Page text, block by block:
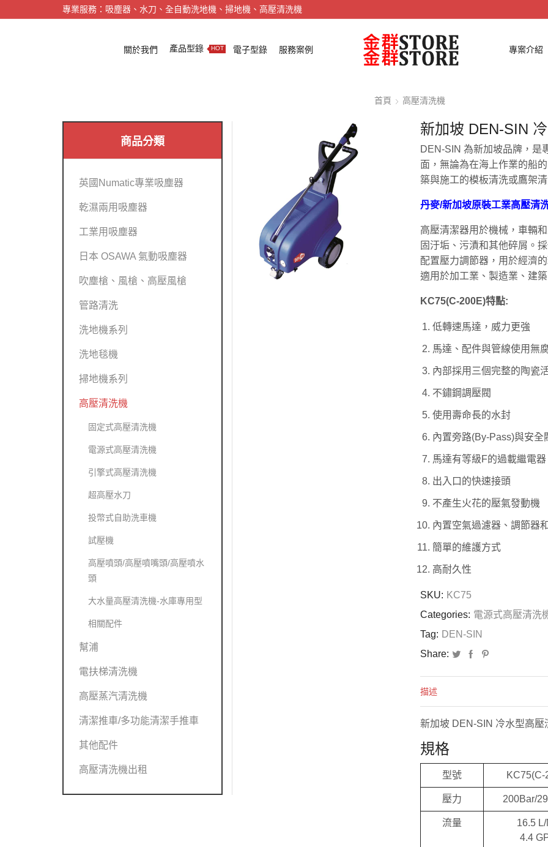
專業服務：吸塵器、水刀、全自動洗地機、掃地機、高壓清洗機
關於我們 產品型錄 HOT 電子型錄 服務案例 專案介紹
首頁 高壓清洗機
新加坡 DEN-SIN
DEN-SIN 為新加坡品牌，是
面，無論為在海上作業的船
築與施工的模板清洗或鷹架
丹麥/新加坡原裝工業高壓清
高壓清潔器用於機械，車輛
固汙垢、污漬和其他碎屑。
配置壓力調節器，用於經濟
適用於加工業、製造業、建
KC75(C-200E)特點:
低轉速馬達，威力更強
馬達、配件與管線使用無
內部採用三個完整的陶瓷
不鏽鋼調壓閥
使用壽命長的水封
內置旁路(By-Pass)與安全
馬達有等級F的過載繼電器
出入口的快速接頭
不產生火花的壓氣發動機
內置空氣過濾器、調節器
簡單的維護方式
高耐久性
SKU: KC75
Categories: 電源式高壓清洗
Tag: DEN-SIN
Share:
描述
新加坡 DEN-SIN 冷水型高
規格
型號 KC75(C-
壓力 200Bar/
流量
16.5
4.4
商品分類
英國Numatic專業吸塵器
乾濕兩用吸塵器
工業用吸塵器
日本 OSAWA 氣動吸塵器
吹塵槍、風槍、高壓風槍
管路清洗
洗地機系列
洗地毯機
掃地機系列
高壓清洗機
固定式高壓清洗機
電源式高壓清洗機
引擎式高壓清洗機
超高壓水刀
投幣式自助洗車機
試壓機
高壓噴頭/高壓噴嘴頭/高壓噴水
頭
大水量高壓清洗機-水庫專用型
相關配件
幫浦
電扶梯清洗機
高壓蒸汽清洗機
清潔推車/多功能清潔手推車
其他配件
高壓清洗機出租